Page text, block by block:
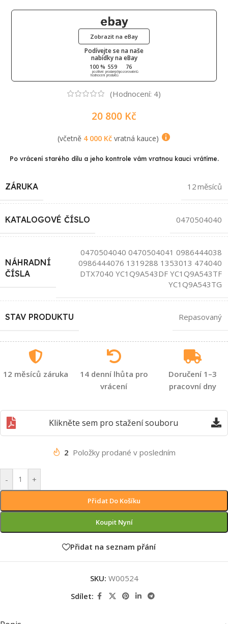
Podívejte se na naše
nabídky na eBay
100 %
pozitivní
hodnocení
559
prodaných
produktů
76
pozorovatelů
Zobrazit na eBay
(Hodnocení: 4)
20 800 Kč
(včetně 4 000 Kčvratná kauce)
Po vrácení starého dílu a jeho kontrole vám vratnou kauci vrátíme.
ZÁRUKA 12 měsíců
KATALOGOVÉ ČÍSLO 0470504040
NÁHRADNÍ
ČÍSLA
0470504040 0470504041 0986444038
0986444076 1319288 1353013 474040
DTX7040 YC1Q9A543DF YC1Q9A543TF
YC1Q9A543TG
STAV PRODUKTU Repasovaný
12 měsíců záruka
14 denní lhůta pro
vrácení
Doručení 1–3
pracovní dny
Klikněte sem pro stažení souboru
2 Položky prodané v posledním
- +
Přidat Do Košíku
Koupit Nyní
Přidat na seznam přání
SKU: W00524
Sdílet: